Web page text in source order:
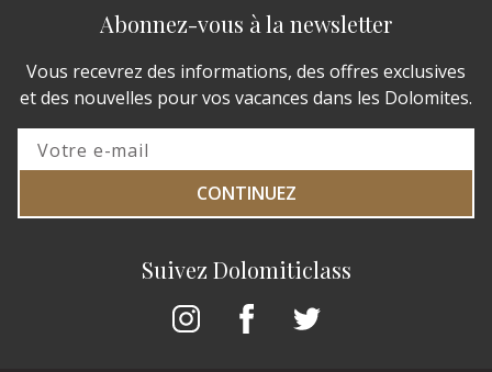
Suivez Dolomiticlass
Abonnez-vous à la newsletter
Vous recevrez des informations, des offres exclusives
et des nouvelles pour vos vacances dans les Dolomites.
CONTINUEZ